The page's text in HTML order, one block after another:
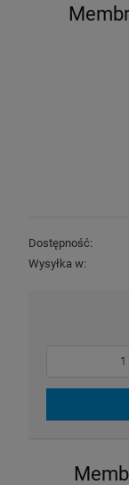
Dostępność:
Wysyłka w: